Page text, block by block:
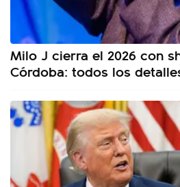
Milo J cierra el 2026 con
Córdoba: todos los